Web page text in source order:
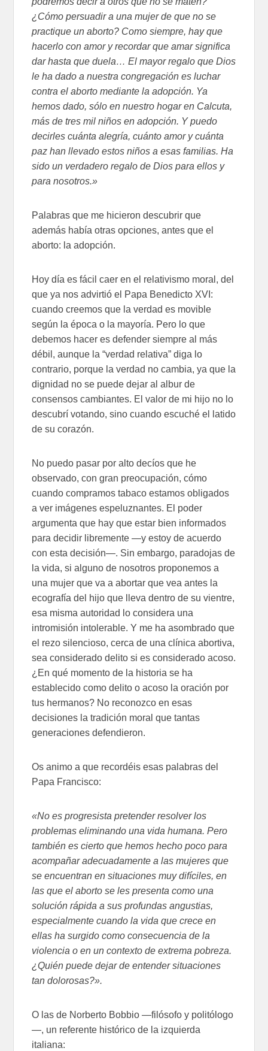
¿Cómo persuadir a una mujer de que no se
practique un aborto? Como siempre, hay que
hacerlo con amor y recordar que amar significa
dar hasta que duela… El mayor regalo que Dios
le ha dado a nuestra congregación es luchar
contra el aborto mediante la adopción. Ya
hemos dado, sólo en nuestro hogar en Calcuta,
más de tres mil niños en adopción. Y puedo
decirles cuánta alegría, cuánto amor y cuánta
paz han llevado estos niños a esas familias. Ha
sido un verdadero regalo de Dios para ellos y
para nosotros.»
Palabras que me hicieron descubrir que
además había otras opciones, antes que el
aborto: la adopción.
Hoy día es fácil caer en el relativismo moral, del
que ya nos advirtió el Papa Benedicto XVI:
cuando creemos que la verdad es movible
según la época o la mayoría. Pero lo que
debemos hacer es defender siempre al más
débil, aunque la “verdad relativa” diga lo
contrario, porque la verdad no cambia, ya que la
dignidad no se puede dejar al albur de
consensos cambiantes. El valor de mi hijo no lo
descubrí votando, sino cuando escuché el latido
de su corazón.
No puedo pasar por alto decíos que he
observado, con gran preocupación, cómo
cuando compramos tabaco estamos obligados
a ver imágenes espeluznantes. El poder
argumenta que hay que estar bien informados
para decidir libremente —y estoy de acuerdo
con esta decisión—. Sin embargo, paradojas de
la vida, si alguno de nosotros proponemos a
una mujer que va a abortar que vea antes la
ecografía del hijo que lleva dentro de su vientre,
esa misma autoridad lo considera una
intromisión intolerable. Y me ha asombrado que
el rezo silencioso, cerca de una clínica abortiva,
sea considerado delito si es considerado acoso.
¿En qué momento de la historia se ha
establecido como delito o acoso la oración por
tus hermanos? No reconozco en esas
decisiones la tradición moral que tantas
generaciones defendieron.
Os animo a que recordéis esas palabras del
Papa Francisco:
«No es progresista pretender resolver los
problemas eliminando una vida humana. Pero
también es cierto que hemos hecho poco para
acompañar adecuadamente a las mujeres que
se encuentran en situaciones muy difíciles, en
las que el aborto se les presenta como una
solución rápida a sus profundas angustias,
especialmente cuando la vida que crece en
ellas ha surgido como consecuencia de la
violencia o en un contexto de extrema pobreza.
¿Quién puede dejar de entender situaciones
tan dolorosas?».
O las de Norberto Bobbio —filósofo y politólogo
—, un referente histórico de la izquierda
italiana: